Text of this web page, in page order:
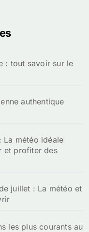
: tout savoir sur le
authentique
La météo idéale
et profiter des
juillet : La météo et
les plus courants au